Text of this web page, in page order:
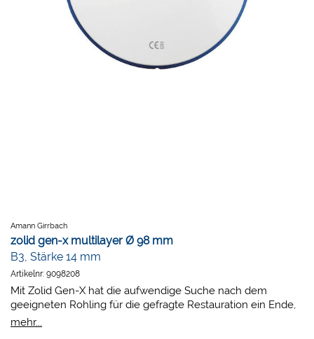
Amann Girrbach
zolid gen-x multilayer Ø 98 mm
B3, Stärke 14 mm
Artikelnr: 9098208
Mit Zolid Gen-X hat die aufwendige Suche nach dem
geeigneten Rohling für die gefragte Restauration ein Ende,
denn die neusten Rohlinge der Zolid DNA Generation sind
mehr...